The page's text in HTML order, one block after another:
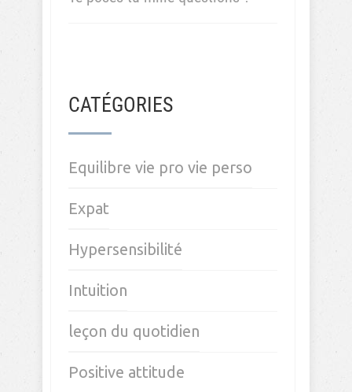
CATÉGORIES
Equilibre vie pro vie perso
Expat
Hypersensibilité
Intuition
leçon du quotidien
Positive attitude